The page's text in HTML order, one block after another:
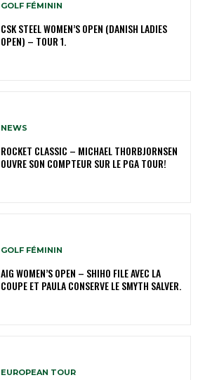
GOLF FÉMININ
CSK STEEL WOMEN’S OPEN (DANISH LADIES
OPEN) – TOUR 1.
NEWS
ROCKET CLASSIC – MICHAEL THORBJORNSEN
OUVRE SON COMPTEUR SUR LE PGA TOUR!
GOLF FÉMININ
AIG WOMEN’S OPEN – SHIHO FILE AVEC LA
COUPE ET PAULA CONSERVE LE SMYTH SALVER.
EUROPEAN TOUR